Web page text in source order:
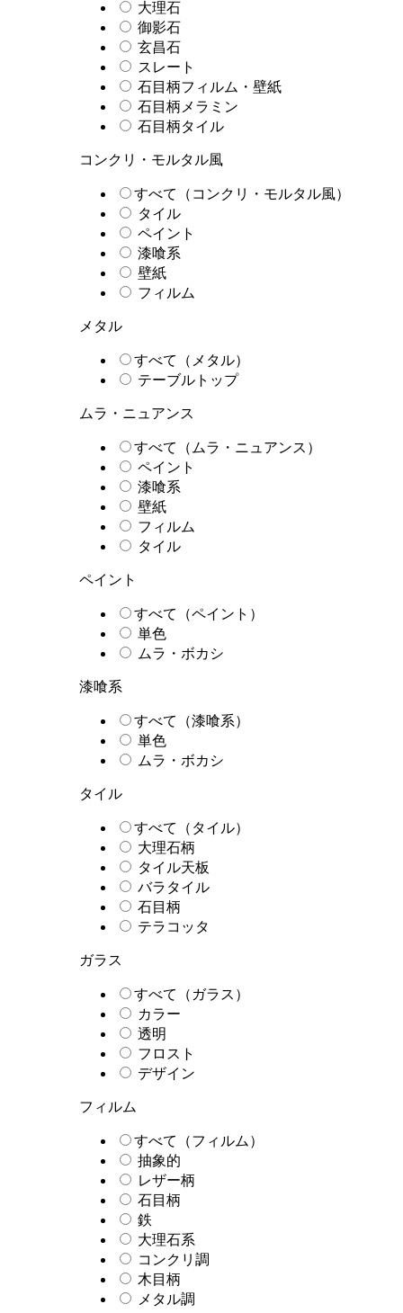
大理石
御影石
玄昌石
スレート
石目柄フィルム・壁紙
石目柄メラミン
石目柄タイル
コンクリ・モルタル風
すべて（コンクリ・モルタル風）
タイル
ペイント
漆喰系
壁紙
フィルム
メタル
すべて（メタル）
テーブルトップ
ムラ・ニュアンス
すべて（ムラ・ニュアンス）
ペイント
漆喰系
壁紙
フィルム
タイル
ペイント
すべて（ペイント）
単色
ムラ・ボカシ
漆喰系
すべて（漆喰系）
単色
ムラ・ボカシ
タイル
すべて（タイル）
大理石柄
タイル天板
バラタイル
石目柄
テラコッタ
ガラス
すべて（ガラス）
カラー
透明
フロスト
デザイン
フィルム
すべて（フィルム）
抽象的
レザー柄
石目柄
鉄
大理石系
コンクリ調
木目柄
メタル調